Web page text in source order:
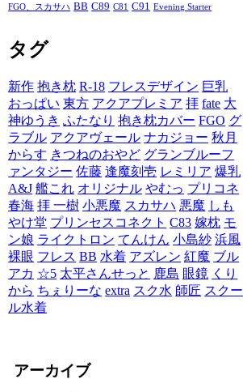
FGO、スカサハ BB C89 C81 C91 Evening Starter
タグ
新作 抱き枕 R-18 フレスデザイン 巨乳
おっぱい 東方 アクアプレミア 拝 fate 大
神ゆうき ふたなり 抱き枕カバー FGO グ
ラブル アクアヴェール ナカジョー 秋月
からす きつねのおやど グランブルーフ
ァンタジー 佐藤 逢魔刻壱 レミリア 爆乳
A&J 艦これ オリジナル やむっ プリコネ
春海 拝 一樹 小悪魔 スカサハ 悪魔 しも
やけ堂 プリンセスコネクト C83 嫁枕 モ
ン娘 ライクトロン てんけん 小島紗 浜風
裸眼 フレス BB 水着 アズレン 紅魔 ブル
アカ ☆5 太平さんせっと 鹿島 眼鏡 くり
から ちぇりーな extra スク水 師匠 スクー
ル水着
アーカイブ